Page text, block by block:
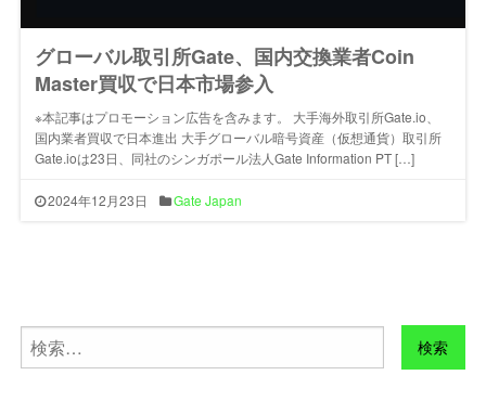
グローバル取引所Gate、国内交換業者Coin
Master買収で日本市場参入
※本記事はプロモーション広告を含みます。 大手海外取引所Gate.io、
国内業者買収で日本進出 大手グローバル暗号資産（仮想通貨）取引所
Gate.ioは23日、同社のシンガポール法人Gate Information PT […]
2024年12月23日 Gate Japan
検
索: